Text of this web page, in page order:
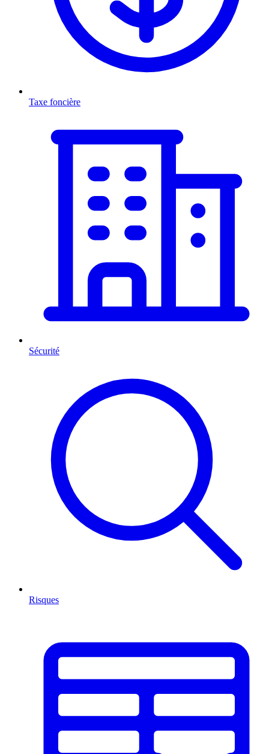
Taxe foncière
Sécurité
Risques